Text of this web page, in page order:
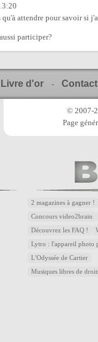
attendre pour savoir si
participer?
Livre d'or - Contact
© 2007-
Page
2 magazines à gagner !
Concours video2brain
Découvrez les FAQ !
Lytro : l'appareil photo
L'Odyssée de Cartier
Musiques libres de